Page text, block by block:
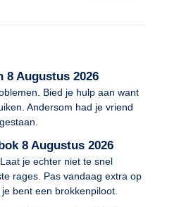
8 Augustus 2026
Bied je hulp aan want
Andersom had je vriend
8 Augustus 2026
je echter niet te snel
rages. Pas vandaag extra op
bent een brokkenpiloot.